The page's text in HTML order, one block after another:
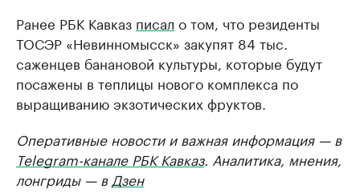
Ранее РБК Кавказ писал о том, что резиденты
ТОСЭР «Невинномысск» закупят 84 тыс.
саженцев банановой культуры, которые будут
посажены в теплицы нового комплекса по
выращиванию экзотических фруктов.
Оперативные новости и важная информация — в
Telegram-канале РБК Кавказ. Аналитика, мнения,
лонгриды — в Дзен